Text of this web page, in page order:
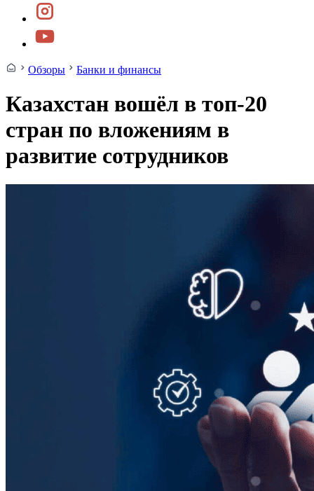
Обзоры Банки и финансы
Казахстан вошёл в топ-20
стран по вложениям в
развитие сотрудников